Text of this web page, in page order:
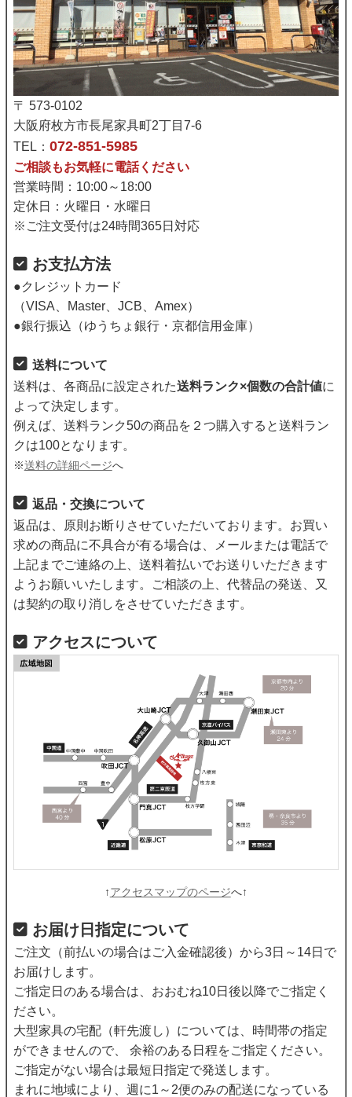
〒 573-0102
大阪府枚方市長尾家具町2丁目7-6
TEL： 072-851-5985
ご相談もお気軽に電話ください
営業時間：10:00～18:00
定休日：火曜日・水曜日
※ご注文受付は24時間365日対応
お支払方法
●クレジットカード
（VISA、Master、JCB、Amex）
●銀行振込（ゆうちょ銀行・京都信用金庫）
送料について
送料は、各商品に設定された送料ランク×個数の合計値に
よって決定します。
例えば、送料ランク50の商品を２つ購入すると送料ラン
クは100となります。
※送料の詳細ページへ
返品・交換について
返品は、原則お断りさせていただいております。お買い
求めの商品に不具合が有る場合は、メールまたは電話で
上記までご連絡の上、送料着払いでお送りいただきます
ようお願いいたします。ご相談の上、代替品の発送、又
は契約の取り消しをさせていただきます。
アクセスについて
↑アクセスマップのページへ↑
お届け日指定について
ご注文（前払いの場合はご入金確認後）から3日～14日で
お届けします。
ご指定日のある場合は、おおむね10日後以降でご指定く
ださい。
大型家具の宅配（軒先渡し）については、時間帯の指定
ができませんので、 余裕のある日程をご指定ください。
ご指定がない場合は最短日指定で発送します。
まれに地域により、週に1～2便のみの配送になっている